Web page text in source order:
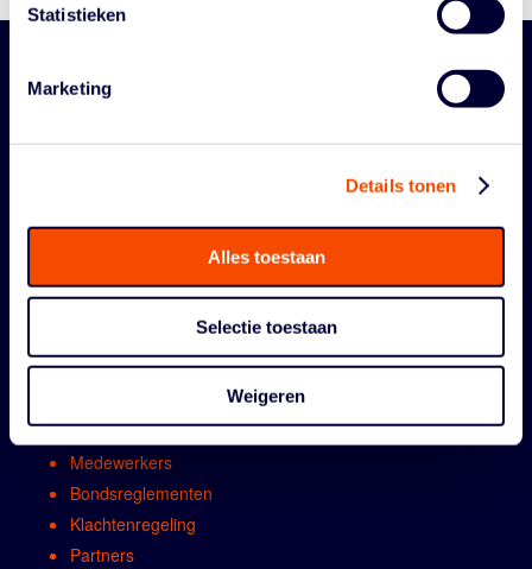
Statistieken
Marketing
Details tonen
Alles toestaan
Selectie toestaan
Weigeren
Algemene vergadring
Comissies en werkgroepen
Medewerkers
Bondsreglementen
Klachtenregeling
Partners